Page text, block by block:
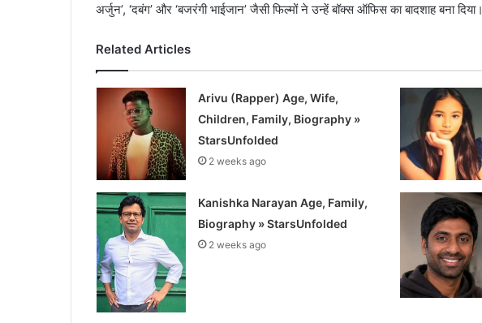
अर्जुन’, ‘दबंग’ और ‘बजरंगी भाईजान’ जैसी फिल्मों ने उन्हें बॉक्स ऑफिस का बादशाह बना दिया।
Related Articles
Arivu (Rapper) Age, Wife,
Children, Family, Biography »
StarsUnfolded
2 weeks ago
Kanishka Narayan Age, Family,
Biography » StarsUnfolded
2 weeks ago